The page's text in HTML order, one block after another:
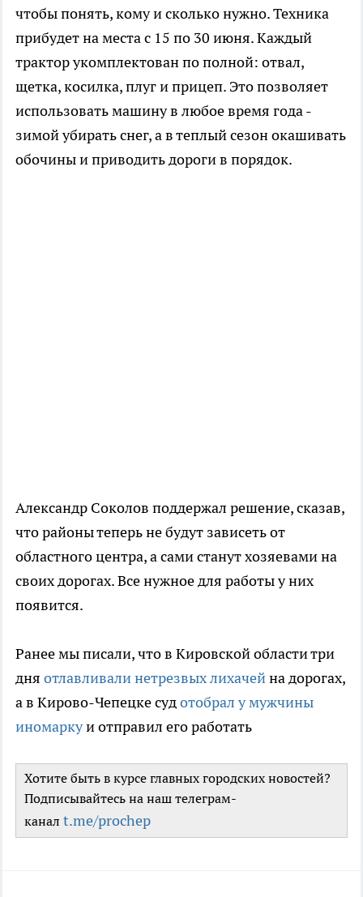
чтобы понять, кому и сколько нужно. Техника
прибудет на места с 15 по 30 июня. Каждый
трактор укомплектован по полной: отвал,
щетка, косилка, плуг и прицеп. Это позволяет
использовать машину в любое время года -
зимой убирать снег, а в теплый сезон окашивать
обочины и приводить дороги в порядок.
Александр Соколов поддержал решение, сказав,
что районы теперь не будут зависеть от
областного центра, а сами станут хозяевами на
своих дорогах. Все нужное для работы у них
появится.
Ранее мы писали, что в Кировской области три
дня отлавливали нетрезвых лихачейна дорогах,
а в Кирово-Чепецке судотобрал у мужчины
иномаркуи отправил его работать
Хотите быть в курсе главных городских новостей?
Подписывайтесь на наш телеграм-
канал t.me/prochep